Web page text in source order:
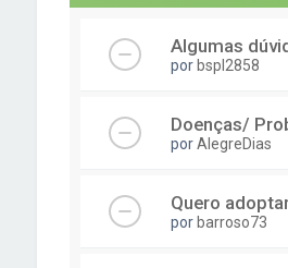
Algumas
por bspl2858
Doenças/
porAlegreDias
Quero
por barroso73